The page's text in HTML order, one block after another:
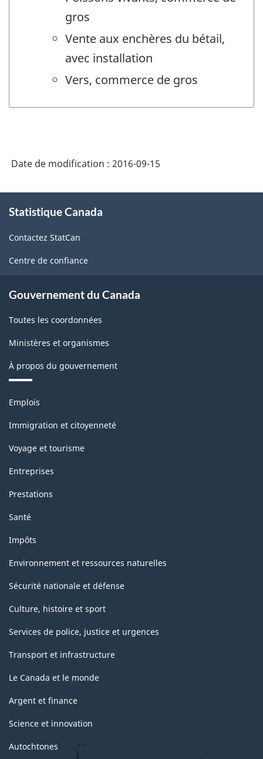
gros
Vente aux enchères du bétail,
avec installation
Vers, commerce de gros
Date de modification : 2016-09-15
propos
ce
site
Statistique Canada
Contactez StatCan
Centre de confiance
Gouvernement du Canada
Toutes les coordonnées
Ministères et organismes
À propos du gouvernement
Thèmes
sujets
Emplois
Immigration et citoyenneté
Voyage et tourisme
Entreprises
Prestations
Santé
Impôts
Environnement et ressources naturelles
Sécurité nationale et défense
Culture, histoire et sport
Services de police, justice et urgences
Transport et infrastructure
Le Canada et le monde
Argent et finance
Science et innovation
Autochtones